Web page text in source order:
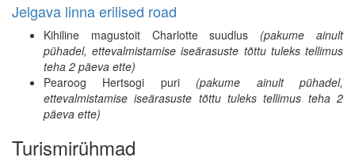
Jelgava linna erilised road
Kihiline magustoit Charlotte suudlus (pakume ainult
pühadel, ettevalmistamise iseärasuste tõttu tuleks tellimus
teha 2 päeva ette)
Pearoog Hertsogi puri (pakume ainult pühadel,
ettevalmistamise iseärasuste tõttu tuleks tellimus teha 2
päeva ette)
Turismirühmad